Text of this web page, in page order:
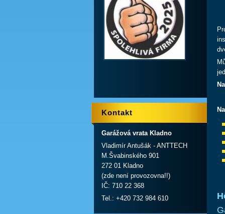
Kontakt
Garážová vrata Kladno
Vladimír Antušák - ANTTECH
M.Švabinského 901
272 01 Kladno
(zde není provozovna!!)
IČ: 710 22 368
Tel.: +420 732 984 610